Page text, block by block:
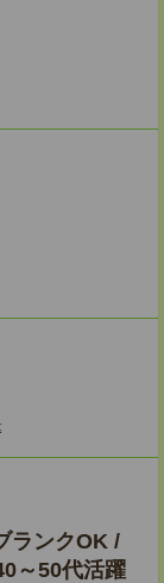
ランクOK /
～50代活躍